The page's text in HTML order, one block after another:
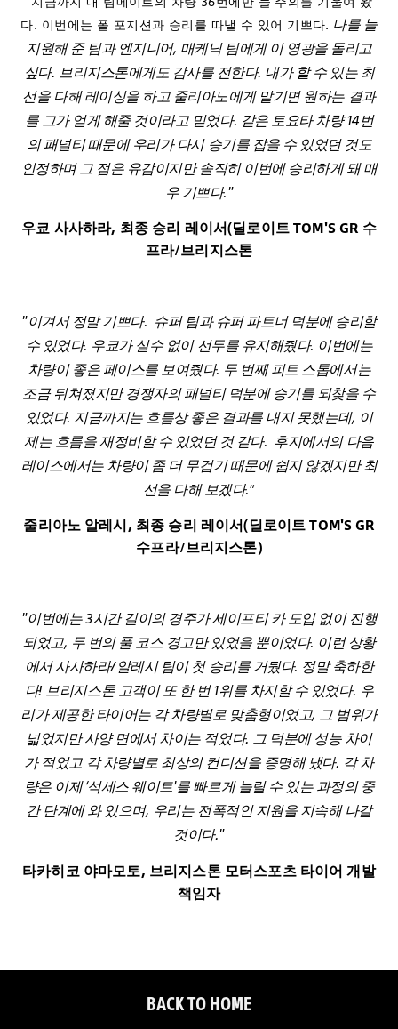
다. 이번에는 폴 포지션과 승리를 따낼 수 있어 기쁘다. 나를 늘
지원해 준 팀과 엔지니어, 매케닉 팀에게 이 영광을 돌리고
싶다. 브리지스톤에게도 감사를 전한다. 내가 할 수 있는 최
선을 다해 레이싱을 하고 줄리아노에게 맡기면 원하는 결과
를 그가 얻게 해줄 것이라고 믿었다. 같은 토요타 차량 14번
의 패널티 때문에 우리가 다시 승기를 잡을 수 있었던 것도
인정하며 그 점은 유감이지만 솔직히 이번에 승리하게 돼 매
우 기쁘다."
우쿄 사사하라, 최종 승리 레이서(딜로이트 TOM'S GR 수
프라/브리지스톤
"이겨서 정말 기쁘다. 슈퍼 팀과 슈퍼 파트너 덕분에 승리할
수 있었다. 우쿄가 실수 없이 선두를 유지해줬다. 이번에는
차량이 좋은 페이스를 보여줬다. 두 번째 피트 스톱에서는
조금 뒤쳐졌지만 경쟁자의 패널티 덕분에 승기를 되찾을 수
있었다. 지금까지는 흐름상 좋은 결과를 내지 못했는데, 이
제는 흐름을 재정비할 수 있었던 것 같다. 후지에서의 다음
레이스에서는 차량이 좀 더 무겁기 때문에 쉽지 않겠지만 최
선을 다해 보겠다.”
줄리아노 알레시, 최종 승리 레이서(딜로이트 TOM'S GR
수프라/브리지스톤)
"이번에는 3시간 길이의 경주가 세이프티 카 도입 없이 진행
되었고, 두 번의 풀 코스 경고만 있었을 뿐이었다. 이런 상황
에서 사사하라/알레시 팀이 첫 승리를 거뒀다. 정말 축하한
다! 브리지스톤 고객이 또 한 번 1위를 차지할 수 있었다. 우
리가 제공한 타이어는 각 차량별로 맞춤형이었고, 그 범위가
넓었지만 사양 면에서 차이는 적었다. 그 덕분에 성능 차이
가 적었고 각 차량별로 최상의 컨디션을 증명해 냈다. 각 차
량은 이제 ‘석세스 웨이트'를 빠르게 늘릴 수 있는 과정의 중
간 단계에 와 있으며, 우리는 전폭적인 지원을 지속해 나갈
것이다."
타카히코 야마모토, 브리지스톤 모터스포츠 타이어 개발
책임자
BACK TO HOME